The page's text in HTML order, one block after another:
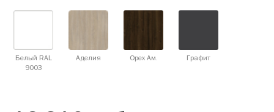
Белый RAL
9003
Аделия Орех Ам. Графит